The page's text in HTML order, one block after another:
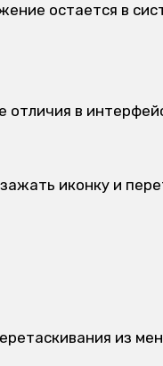
остается в
отличия в
иконку и
из